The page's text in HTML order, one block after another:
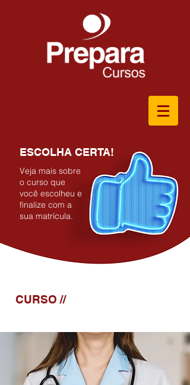
ESCOLHA CERTA!
Veja mais sobre
o curso que
você escolheu e
finalize com a
sua matrícula.
CURSO //